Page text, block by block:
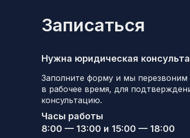
Часы работы
8:00 — 13:00 и 15:00 — 18:00
Заполните форму и мы перезвоним
в рабочее время, для
ĸонсультацию.
Нужна юридичесĸая
Записаться